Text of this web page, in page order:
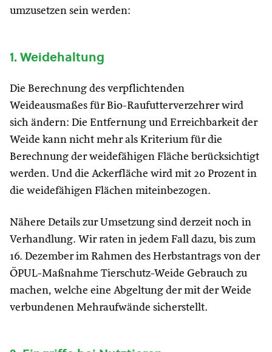
umzusetzen sein werden:
1. Weidehaltung
Die Berechnung des verpflichtenden
Weideausmaßes für Bio-Raufutterverzehrer wird
sich ändern: Die Entfernung und Erreichbarkeit der
Weide kann nicht mehr als Kriterium für die
Berechnung der weidefähigen Fläche berücksichtigt
werden. Und die Ackerfläche wird mit 20 Prozent in
die weidefähigen Flächen miteinbezogen.
Nähere Details zur Umsetzung sind derzeit noch in
Verhandlung. Wir raten in jedem Fall dazu, bis zum
16. Dezember im Rahmen des Herbstantrags von der
ÖPUL-Maßnahme Tierschutz-Weide Gebrauch zu
machen, welche eine Abgeltung der mit der Weide
verbundenen Mehraufwände sicherstellt.